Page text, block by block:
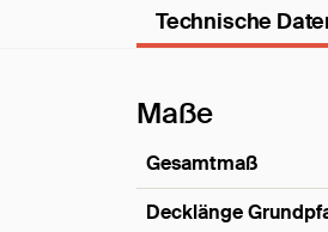
Technische
Maße
Gesamtmaß
Decklänge